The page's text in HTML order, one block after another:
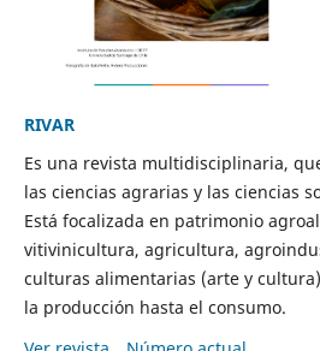
RIVAR
Es una revista multidisciplinaria,
las ciencias agrarias y las ciencias
Está focalizada en patrimonio
vitivinicultura, agricultura,
culturas alimentarias (arte y
la producción hasta el consumo.